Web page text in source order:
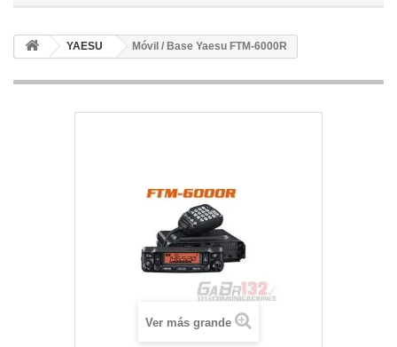
YAESU Móvil / Base Yaesu FTM-6000R
Ver más grande